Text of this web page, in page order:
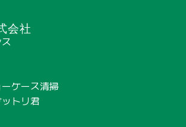
会社
ケース清掃
トリ君